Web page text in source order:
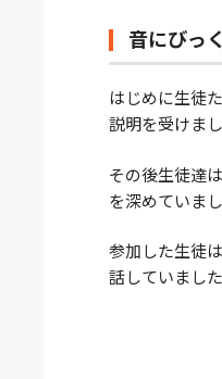
音にびっ
はじめに生徒
説明を受けま
その後生徒達
を深めていまし
参加した生徒
話していました